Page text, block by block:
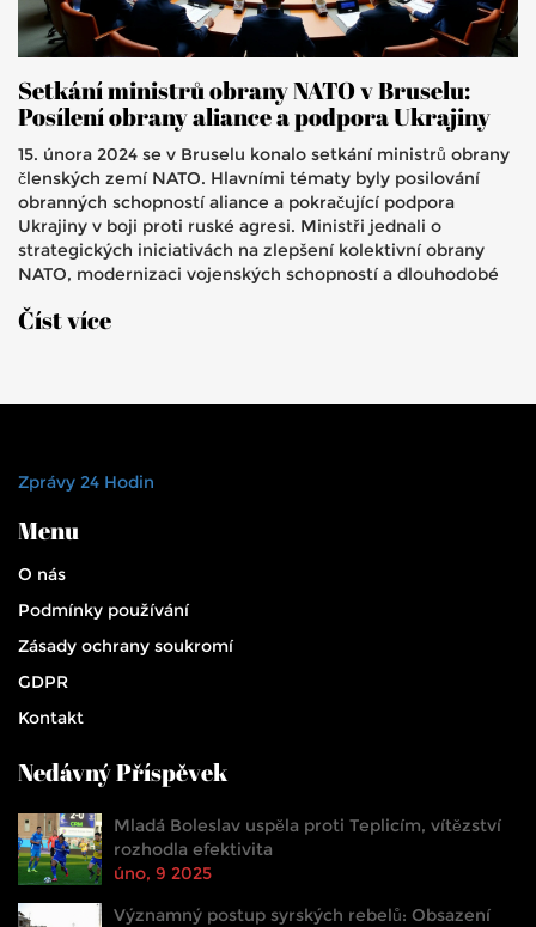
Setkání ministrů obrany NATO v Bruselu:
Posílení obrany aliance a podpora Ukrajiny
15. února 2024 se v Bruselu konalo setkání ministrů obrany
členských zemí NATO. Hlavními tématy byly posilování
obranných schopností aliance a pokračující podpora
Ukrajiny v boji proti ruské agresi. Ministři jednali o
strategických iniciativách na zlepšení kolektivní obrany
NATO, modernizaci vojenských schopností a dlouhodobé
Číst více
Zprávy 24 Hodin
Menu
O nás
Podmínky používání
Zásady ochrany soukromí
GDPR
Kontakt
Nedávný Příspěvek
Mladá Boleslav uspěla proti Teplicím, vítězství
rozhodla efektivita
úno, 9 2025
Významný postup syrských rebelů: Obsazení